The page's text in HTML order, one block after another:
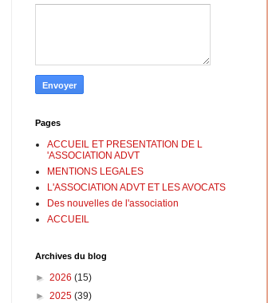
Pages
ACCUEIL ET PRESENTATION DE L
'ASSOCIATION ADVT
MENTIONS LEGALES
L'ASSOCIATION ADVT ET LES AVOCATS
Des nouvelles de l'association
ACCUEIL
Archives du blog
► 2026 (15)
► 2025 (39)